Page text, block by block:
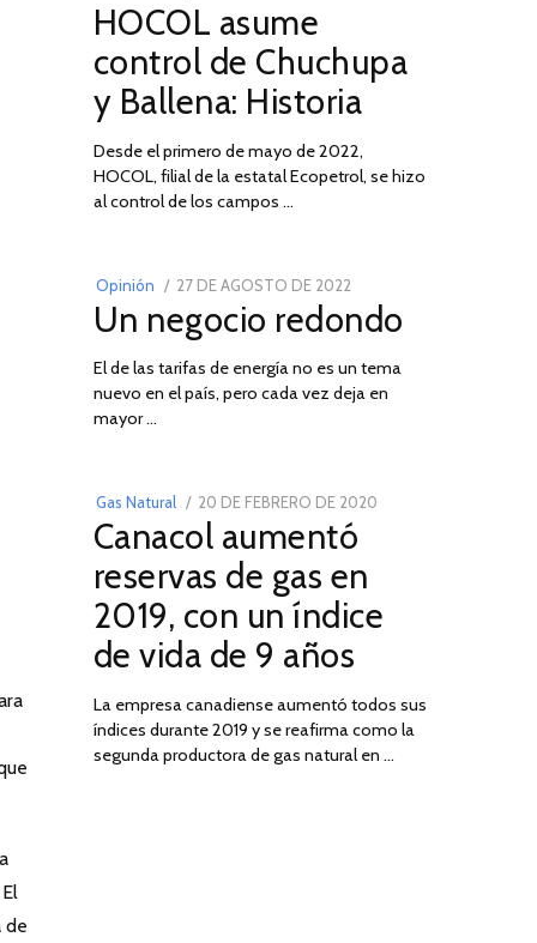
de
ON
DE
2026
HOCOL asume
control de Chuchupa
y Ballena: Historia
Desde el primero de mayo de 2022,
HOCOL, filial de la estatal Ecopetrol, se hizo
al control de los campos …
Opinión
POSTED
ON
27 DE AGOSTO DE 2022
DE
DE
2022
Un negocio redondo
El de las tarifas de energía no es un tema
nuevo en el país, pero cada vez deja en
mayor …
Gas Natural
POSTED
ON
20 DE FEBRERO DE 2020
2025
Canacol aumentó
reservas de gas en
2019, con un índice
de vida de 9 años
La empresa canadiense aumentó todos sus
índices durante 2019 y se reafirma como la
segunda productora de gas natural en …